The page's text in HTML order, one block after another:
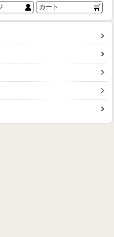
カート